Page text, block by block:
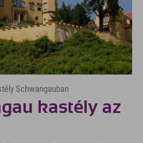
Schwangauban
kastély az